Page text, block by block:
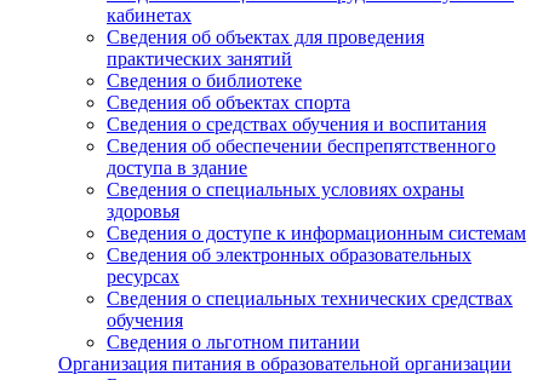
кабинетах
Сведения об объектах для проведения
практических занятий
Сведения о библиотеке
Сведения об объектах спорта
Сведения о средствах обучения и воспитания
Сведения об обеспечении беспрепятственного
доступа в здание
Сведения о специальных условиях охраны
здоровья
Сведения о доступе к информационным системам
Сведения об электронных образовательных
ресурсах
Сведения о специальных технических средствах
обучения
Сведения о льготном питании
Организация питания в образовательной организации